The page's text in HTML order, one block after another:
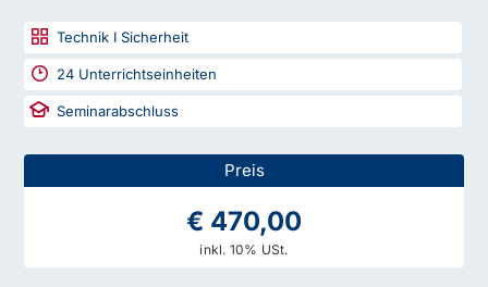
Technik I Sicherheit
24 Unterrichtseinheiten
Seminarabschluss
Preis
€ 470,00
inkl. 10% USt.